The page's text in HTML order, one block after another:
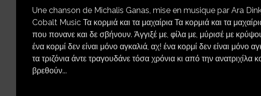
Une chanson de Michalis Ganas, mise en musique par Ara
Cobalt Music Τα κορμιά και τα μαχαίρια Τα κορμιά και τα
που πονανε και δε σβήνουν. Άγγιξέ με, φίλα με, μύρισέ με
ένα κορμί δεν είναι μόνο αγκαλιά, αχ! ένα κορμί δεν είναι μόνο
τα τριζόνια άντε τραγουδάνε τόσα χρόνια κι από την ανατριχίλα
βρεθούν...